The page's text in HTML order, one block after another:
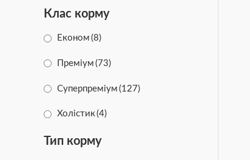
Клас корму
Економ (8)
Преміум (73)
Суперпреміум (127)
Холістик(4)
Тип корму